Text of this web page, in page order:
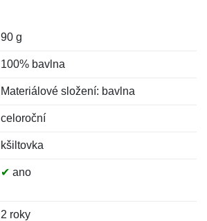
90 g
100% bavlna
Materiálové složení: bavlna
celoroční
kšiltovka
✔ ano
2 roky